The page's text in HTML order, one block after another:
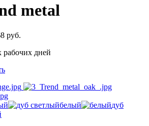
metal
руб.
рабочих дней
белый
дуб